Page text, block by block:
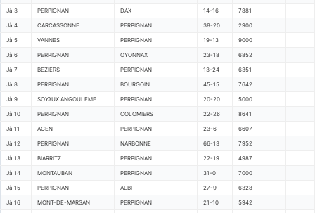
Jà 3 PERPIGNAN DAX 14-16 7881
Jà 4 CARCASSONNE PERPIGNAN 38-20 2900
Jà 5 VANNES PERPIGNAN 19-13 9000
Jà 6 PERPIGNAN OYONNAX 23-18 6852
Jà 7 BEZIERS PERPIGNAN 13-24 6351
Jà 8 PERPIGNAN BOURGOIN 45-15 7642
Jà 9 SOYAUX ANGOULEME PERPIGNAN 20-20 5000
Jà 10 PERPIGNAN COLOMIERS 22-26 8641
Jà 11 AGEN PERPIGNAN 23-6 6607
Jà 12 PERPIGNAN NARBONNE 66-13 7952
Jà 13 BIARRITZ PERPIGNAN 22-19 4987
Jà 14 MONTAUBAN PERPIGNAN 31-0 7000
Jà 15 PERPIGNAN ALBI 27-9 6328
Jà 16 MONT-DE-MARSAN PERPIGNAN 21-10 5942